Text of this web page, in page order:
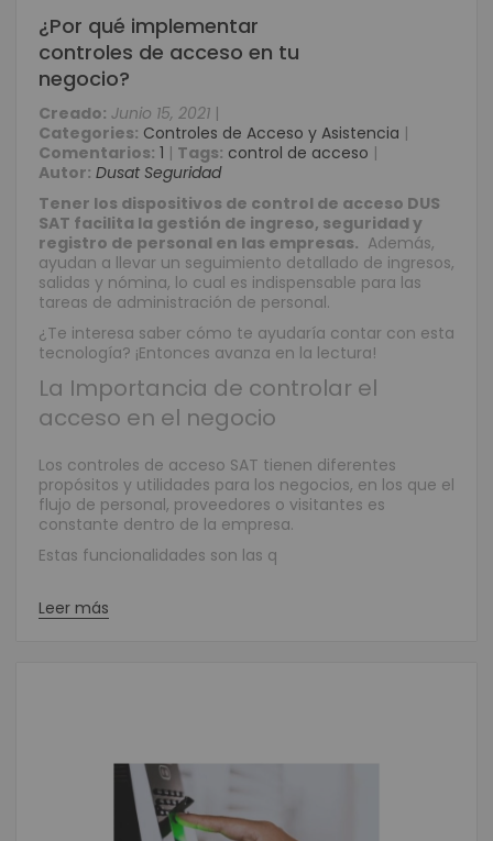
¿Por qué implementar
controles de acceso en tu
negocio?
Creado: Junio 15, 2021 |
Categories: Controles de Acceso y Asistencia |
Comentarios: 1 | Tags: control de acceso |
Autor: Dusat Seguridad
Tener los dispositivos de control de acceso DUS
SAT facilita la gestión de ingreso, seguridad y
registro de personal en las empresas. Además,
ayudan a llevar un seguimiento detallado de ingresos,
salidas y nómina, lo cual es indispensable para las
tareas de administración de personal.
¿Te interesa saber cómo te ayudaría contar con esta
tecnología? ¡Entonces avanza en la lectura!
La Importancia de controlar el
acceso en el negocio
Los controles de acceso SAT tienen diferentes
propósitos y utilidades para los negocios, en los que el
flujo de personal, proveedores o visitantes es
constante dentro de la empresa.
Estas funcionalidades son las q
Leer más